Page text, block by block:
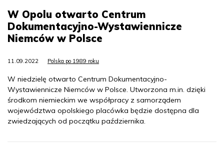
W Opolu otwarto Centrum
Dokumentacyjno-Wystawiennicze
Niemców w Polsce
11.09.2022 Polska po 1989 roku
W niedzielę otwarto Centrum Dokumentacyjno-
Wystawiennicze Niemców w Polsce. Utworzona m.in. dzięki
środkom niemieckim we współpracy z samorządem
województwa opolskiego placówka będzie dostępna dla
zwiedzających od początku października.